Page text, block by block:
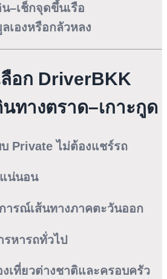
–เช็กจุดขึ้นเรือ
เองหรือกลัวหลง
ลือก DriverBKK
ทางตราด–เกาะกูด
Private ไม่ต้องแชร์รถ
แน่นอน
ารณ์เส้นทางภาคตะวันออก
หารถทั่วไป
เที่ยวต่างชาติและครอบครัว